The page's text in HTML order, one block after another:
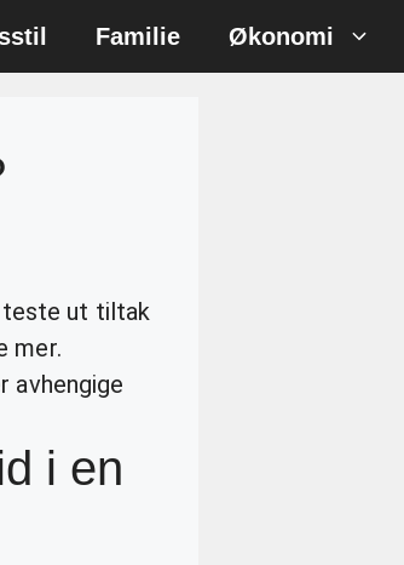
Familie Økonomi
teste ut tiltak
mer.
avhengige
i en